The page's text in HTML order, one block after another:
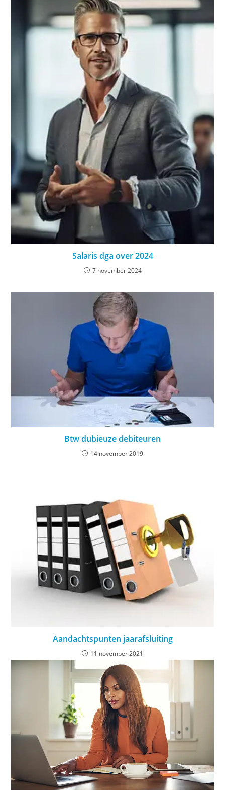
Salaris dga over 2024
7 november 2024
Btw dubieuze debiteuren
14 november 2019
Aandachtspunten jaarafsluiting
11 november 2021